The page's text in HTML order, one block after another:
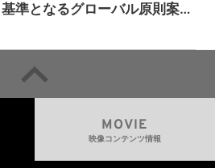
基準となるグローバル原則案を
るための統一的な枠組みを提案
MOVIE
映像コンテンツ情報